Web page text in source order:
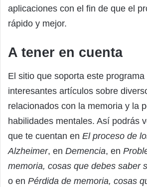
aplicaciones con el fin de que el
rápido y mejor.
A tener en cuenta
El sitio que soporta este programa
interesantes artículos sobre
relacionados con la memoria y la
habilidades mentales. Así podrás
que te cuentan en El proceso de
Alzheimer, en Demencia, en
memoria, cosas que debes saber
o en Pérdida de memoria, cosas